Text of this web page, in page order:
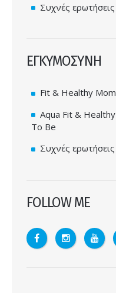
Συχνές ερωτήσεις
ΕΓΚΥΜΟΣΥΝΗ
Fit & Healthy
Aqua Fit &
To Be
Συχνές ερωτήσεις
FOLLOW ME